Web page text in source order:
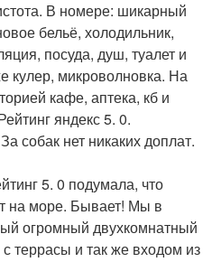
В номере: шикарный
бельё, холодильник,
посуда, душ, туалет и
кулер, микроволновка. На
кафе, аптека, кб и
яндекс 5. 0.
собак нет никаких доплат.
5. 0 подумала, что
на море. Бывает! Мы в
огромный двухкомнатный
террасы и так же входом из